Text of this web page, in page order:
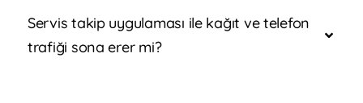
Servis takip uygulaması ile kağıt ve telefon
trafiği sona erer mi?